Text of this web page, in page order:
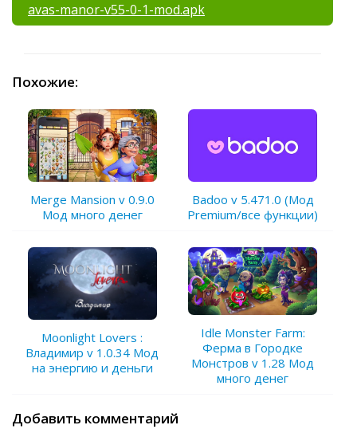
avas-manor-v55-0-1-mod.apk
Похожие:
Merge Mansion v 0.9.0
Мод много денег
Badoo v 5.471.0 (Мод
Premium/все функции)
Moonlight Lovers :
Владимир v 1.0.34 Мод
на энергию и деньги
Idle Monster Farm:
Ферма в Городке
Монстров v 1.28 Мод
много денег
Добавить комментарий